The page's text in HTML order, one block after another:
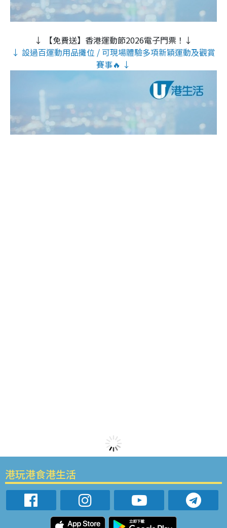
↓ 【免費送】香港運動節2026電子門票！↓
↓ 設過百運動用品攤位 / 可現場體驗多項新穎運動及觀賞
賽事🔥 ↓
港玩港食港生活